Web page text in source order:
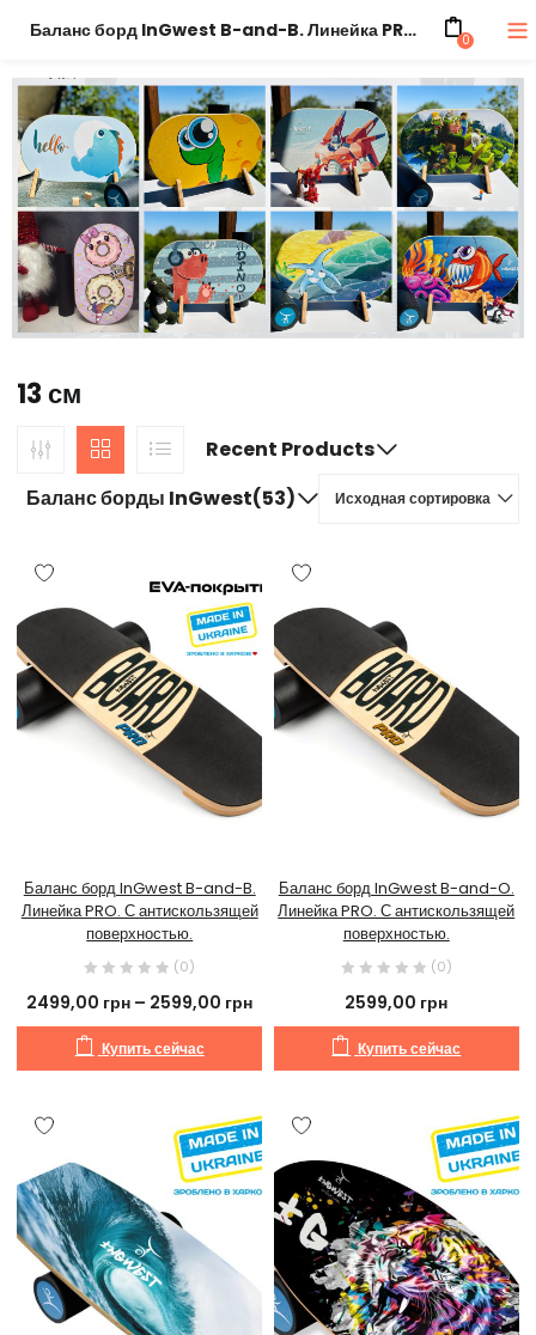
Баланс борд InGwest B-and-B. Линейка PRO. С антискользящей поверхностью. 0
13 см
Recent Products
Исходная сортировка
Баланс борды InGwest(53)
Баланс борд InGwest B-and-B.
Линейка PRO. С антискользящей
поверхностью.
(0)
2499,00 грн – 2599,00 грн
Купить сейчас
Баланс борд InGwest B-and-O.
Линейка PRO. С антискользящей
поверхностью.
(0)
2599,00 грн
Купить сейчас